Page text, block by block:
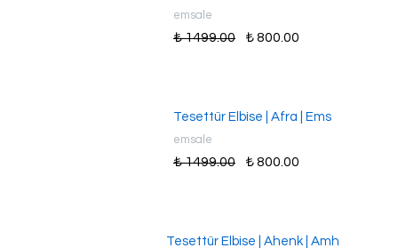
emsale
₺ 1499.00 ₺ 800.00
Tesettür Elbise | Afra | Ems
emsale
₺ 1499.00 ₺ 800.00
Tesettür Elbise | Ahenk | Amh